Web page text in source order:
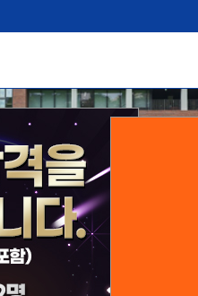
전·편입 안내